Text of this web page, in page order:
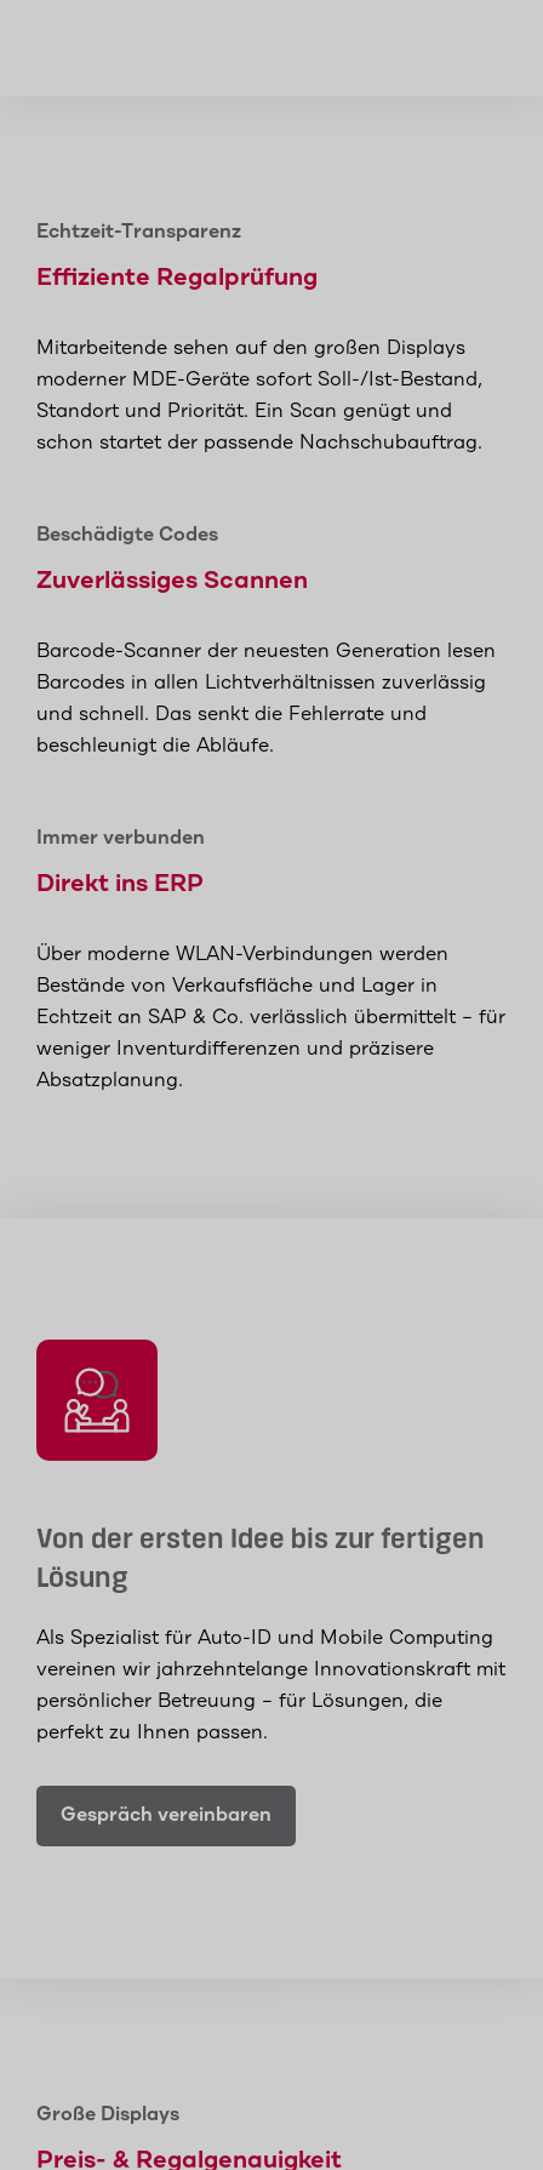
Echtzeit-Transparenz
Effiziente Regalprüfung
Mitarbeitende sehen auf den großen Displays
moderner MDE-Geräte sofort Soll-/Ist-Bestand,
Standort und Priorität. Ein Scan genügt und
schon startet der passende Nachschubauftrag.
Beschädigte Codes
Zuverlässiges Scannen
Barcode-Scanner der neuesten Generation lesen
Barcodes in allen Lichtverhältnissen zuverlässig
und schnell. Das senkt die Fehlerrate und
beschleunigt die Abläufe.
Immer verbunden
Direkt ins ERP
Über moderne WLAN-Verbindungen werden
Bestände von Verkaufsfläche und Lager in
Echtzeit an SAP & Co. verlässlich übermittelt – für
weniger Inventurdifferenzen und präzisere
Absatzplanung.
Von der ersten Idee bis zur fertigen
Lösung
Als Spezialist für Auto-ID und Mobile Computing
vereinen wir jahrzehntelange Innovationskraft mit
persönlicher Betreuung – für Lösungen, die
perfekt zu Ihnen passen.
Gespräch vereinbaren
Große Displays
Preis- & Regalgenauigkeit